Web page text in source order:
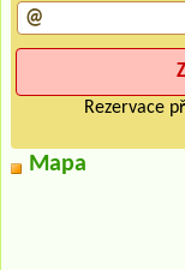
Rezervace
Mapa